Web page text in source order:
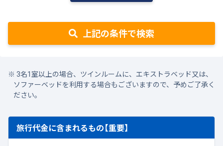
上記の条件で検索
3名1室以上の場合、ツインルームに、エキストラベッド又は、
ソファーベッドを利用する場合もございますので、予めご了承く
ださい。
旅行代金に含まれるもの【重要】